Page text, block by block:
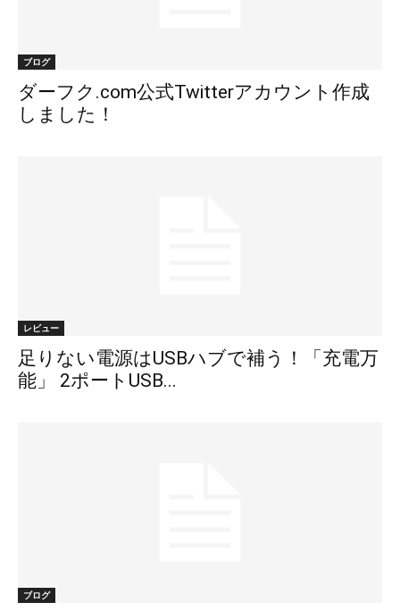
ブログ
ダーフク.com公式Twitterアカウント作成
しました！
レビュー
足りない電源はUSBハブで補う！「充電万
能」 2ポートUSB...
ブログ